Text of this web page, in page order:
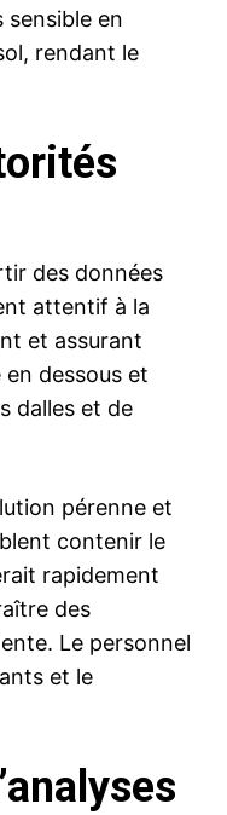
sensible en
rendant le
des données
attentif à la
et assurant
en dessous et
dalles et de
pérenne et
contenir le
rapidement
des
Le personnel
et le